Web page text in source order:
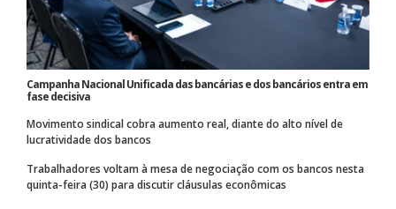
Campanha Nacional Unificada das bancárias e dos bancários entra em
fase decisiva
Movimento sindical cobra aumento real, diante do alto nível de
lucratividade dos bancos
Trabalhadores voltam à mesa de negociação com os bancos nesta
quinta-feira (30) para discutir cláusulas econômicas